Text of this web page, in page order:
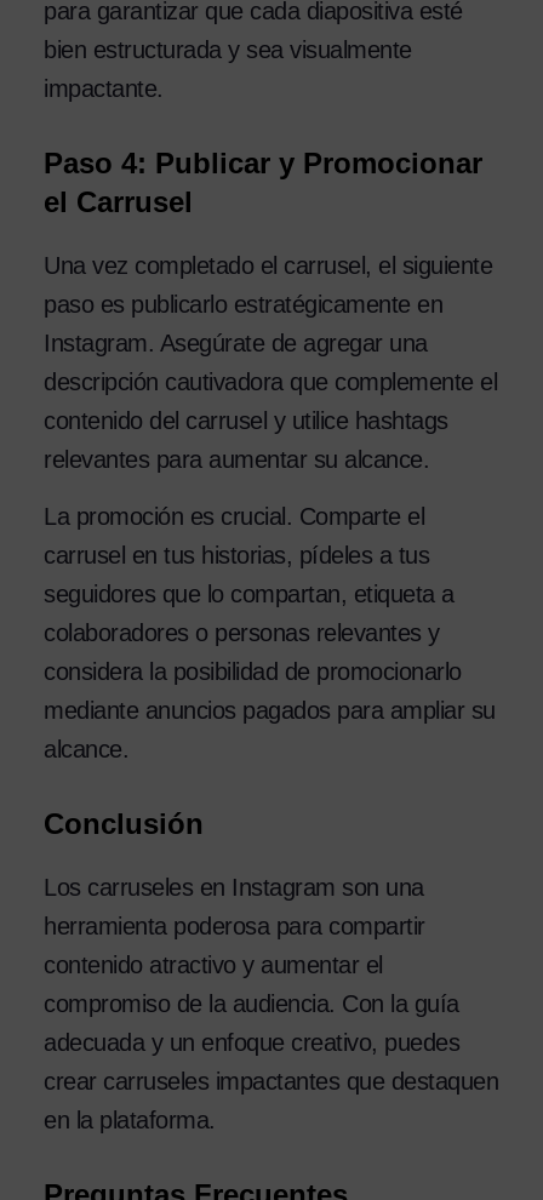
para garantizar que cada diapositiva esté
bien estructurada y sea visualmente
impactante.
Paso 4: Publicar y Promocionar
el Carrusel
Una vez completado el carrusel, el siguiente
paso es publicarlo estratégicamente en
Instagram. Asegúrate de agregar una
descripción cautivadora que complemente el
contenido del carrusel y utilice hashtags
relevantes para aumentar su alcance.
La promoción es crucial. Comparte el
carrusel en tus historias, pídeles a tus
seguidores que lo compartan, etiqueta a
colaboradores o personas relevantes y
considera la posibilidad de promocionarlo
mediante anuncios pagados para ampliar su
alcance.
Conclusión
Los carruseles en Instagram son una
herramienta poderosa para compartir
contenido atractivo y aumentar el
compromiso de la audiencia. Con la guía
adecuada y un enfoque creativo, puedes
crear carruseles impactantes que destaquen
en la plataforma.